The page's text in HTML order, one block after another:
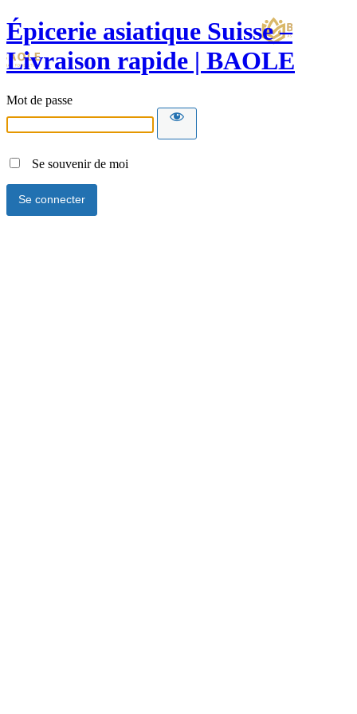
Épicerie asiatique Suisse –
Livraison rapide | BAOLE
Mot de passe
Se souvenir de moi